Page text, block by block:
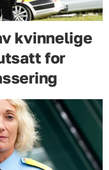
kvinnelige
for